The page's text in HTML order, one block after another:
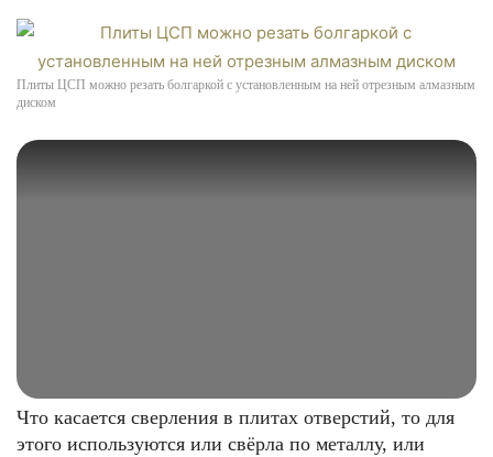
Плиты ЦСП можно резать болгаркой с установленным на ней отрезным алмазным
диском
Что касается сверления в плитах отверстий, то для
этого используются или свёрла по металлу, или